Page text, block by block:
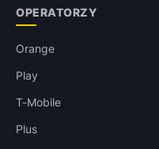
OPERATORZY
Orange
Play
T-Mobile
Plus